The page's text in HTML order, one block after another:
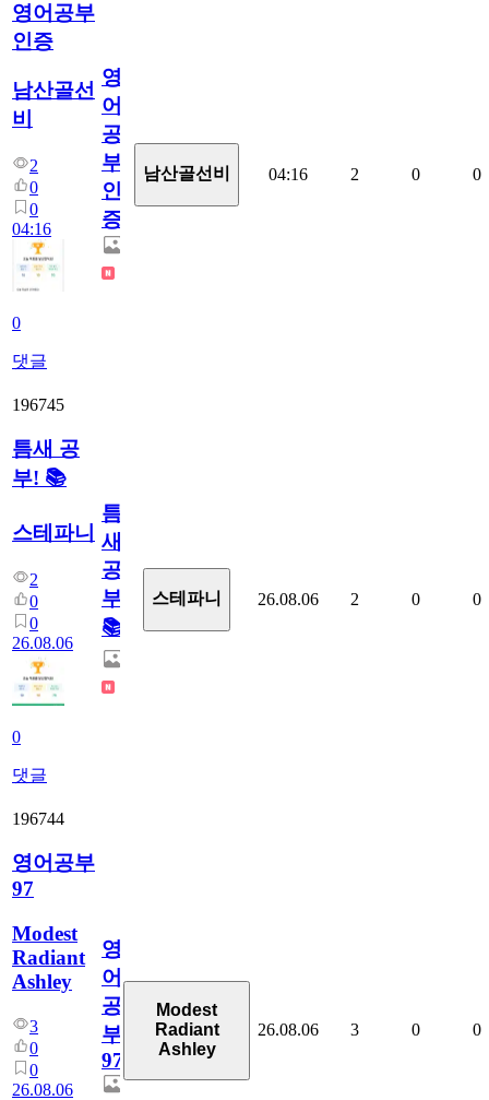
영어공부
인증
남산골선
비
2
0
0
04:16
0
댓글
영
어
공
부
인
증
남산골선비 04:16 2 0 0
196745
틈새 공
부! 📚
스테파니
2
0
0
26.08.06
0
댓글
틈
새
공
부!
📚
스테파니 26.08.06 2 0 0
196744
영어공부
97
Modest
Radiant
Ashley
3
0
0
26.08.06
영
어
공
부
97
Modest
Radiant
Ashley
26.08.06 3 0 0